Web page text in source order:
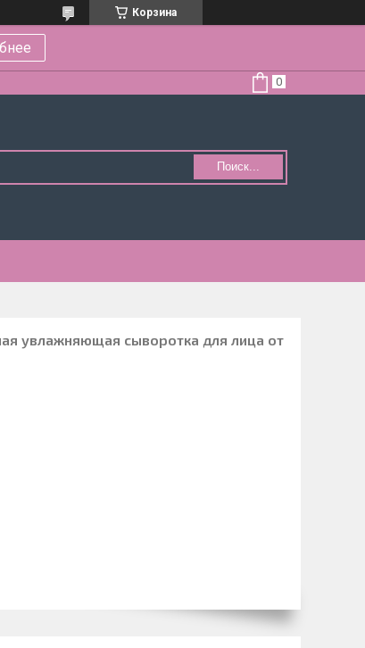
Корзина
Поиск...
увлажняющая сыворотка для лица от